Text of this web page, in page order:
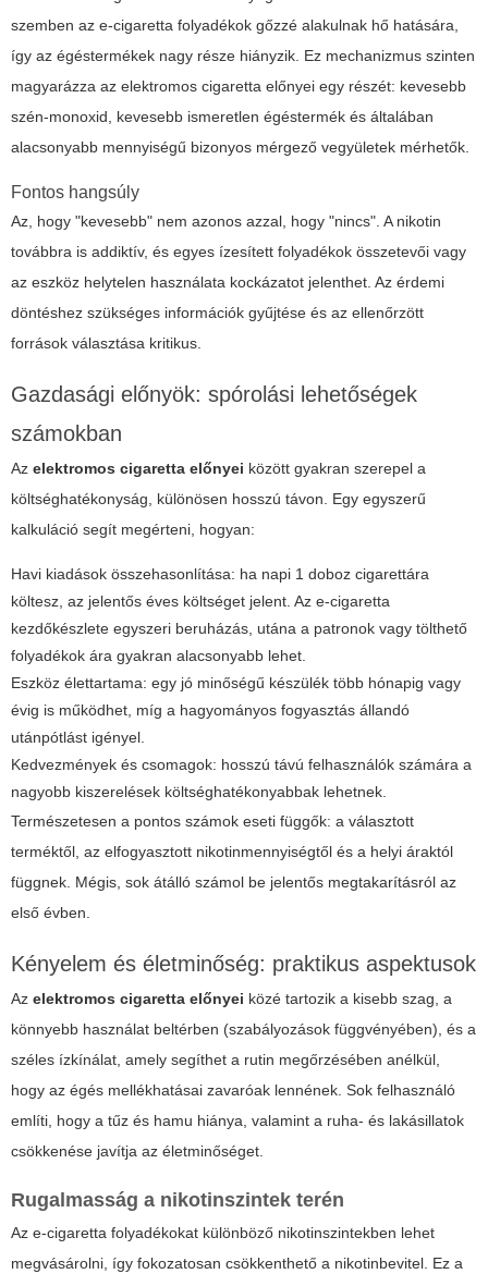
szemben az e-cigaretta folyadékok gőzzé alakulnak hő hatására,
így az égéstermékek nagy része hiányzik. Ez mechanizmus szinten
magyarázza az elektromos cigaretta előnyei egy részét: kevesebb
szén-monoxid, kevesebb ismeretlen égéstermék és általában
alacsonyabb mennyiségű bizonyos mérgező vegyületek mérhetők.
Fontos hangsúly
Az, hogy "kevesebb" nem azonos azzal, hogy "nincs". A nikotin
továbbra is addiktív, és egyes ízesített folyadékok összetevői vagy
az eszköz helytelen használata kockázatot jelenthet. Az érdemi
döntéshez szükséges információk gyűjtése és az ellenőrzött
források választása kritikus.
Gazdasági előnyök: spórolási lehetőségek
számokban
Az elektromos cigaretta előnyei között gyakran szerepel a
költséghatékonyság, különösen hosszú távon. Egy egyszerű
kalkuláció segít megérteni, hogyan:
Havi kiadások összehasonlítása: ha napi 1 doboz cigarettára
költesz, az jelentős éves költséget jelent. Az e-cigaretta
kezdőkészlete egyszeri beruházás, utána a patronok vagy tölthető
folyadékok ára gyakran alacsonyabb lehet.
Eszköz élettartama: egy jó minőségű készülék több hónapig vagy
évig is működhet, míg a hagyományos fogyasztás állandó
utánpótlást igényel.
Kedvezmények és csomagok: hosszú távú felhasználók számára a
nagyobb kiszerelések költséghatékonyabbak lehetnek.
Természetesen a pontos számok eseti függők: a választott
terméktől, az elfogyasztott nikotinmennyiségtől és a helyi áraktól
függnek. Mégis, sok átálló számol be jelentős megtakarításról az
első évben.
Kényelem és életminőség: praktikus aspektusok
Az elektromos cigaretta előnyei közé tartozik a kisebb szag, a
könnyebb használat beltérben (szabályozások függvényében), és a
széles ízkínálat, amely segíthet a rutin megőrzésében anélkül,
hogy az égés mellékhatásai zavaróak lennének. Sok felhasználó
említi, hogy a tűz és hamu hiánya, valamint a ruha- és lakásillatok
csökkenése javítja az életminőséget.
Rugalmasság a nikotinszintek terén
Az e-cigaretta folyadékokat különböző nikotinszintekben lehet
megvásárolni, így fokozatosan csökkenthető a nikotinbevitel. Ez a